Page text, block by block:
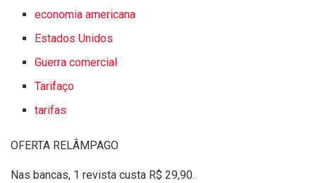
economia americana
Estados Unidos
Guerra comercial
Tarifaço
tarifas
OFERTA RELÂMPAGO
Nas bancas, 1 revista custa R$ 29,90.